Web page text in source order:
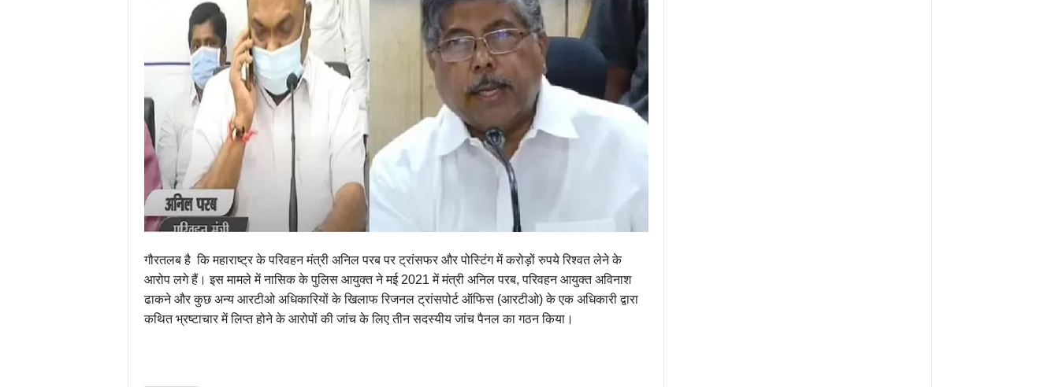
गौरतलब है कि महाराष्ट्र के परिवहन मंत्री अनिल परब पर ट्रांसफर और पोस्टिंग में करोड़ों रुपये रिश्वत लेने के
आरोप लगे हैं। इस मामले में नासिक के पुलिस आयुक्त ने मई 2021 में मंत्री अनिल परब, परिवहन आयुक्त अविनाश
ढाकने और कुछ अन्य आरटीओ अधिकारियों के खिलाफ रिजनल ट्रांसपोर्ट ऑफिस (आरटीओ) के एक अधिकारी द्वारा
कथित भ्रष्टाचार में लिप्त होने के आरोपों की जांच के लिए तीन सदस्यीय जांच पैनल का गठन किया।